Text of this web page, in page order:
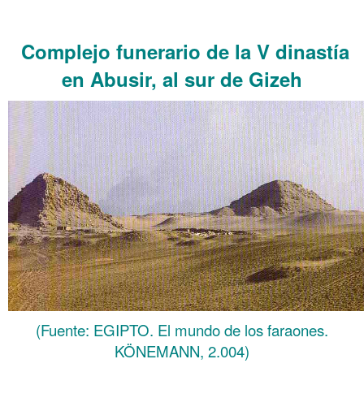
Complejo funerario de la V dinastía
en Abusir, al sur de Gizeh
(Fuente: EGIPTO. El mundo de los faraones.
KÖNEMANN, 2.004)